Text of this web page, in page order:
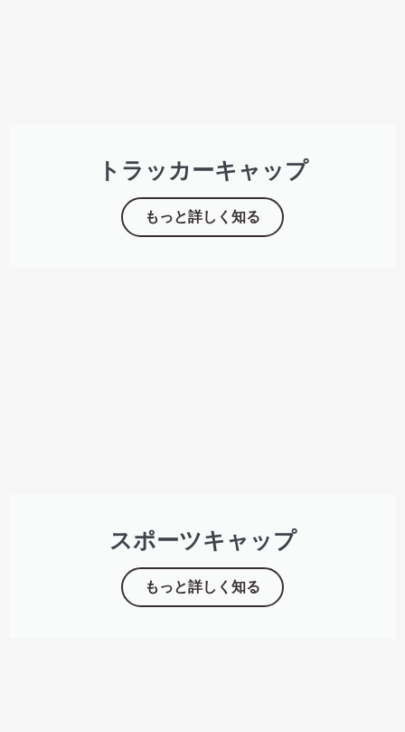
トラッカーキャップ
もっと詳しく知る
スポーツキャップ
もっと詳しく知る